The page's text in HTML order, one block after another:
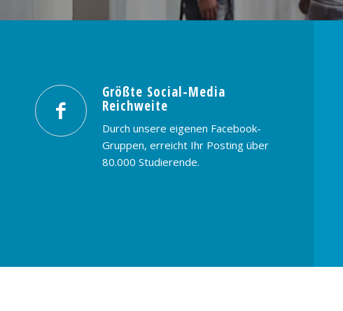
Größte Social-Media
Reichweite
Durch unsere eigenen Facebook-
Gruppen, erreicht Ihr Posting über
80.000 Studierende.